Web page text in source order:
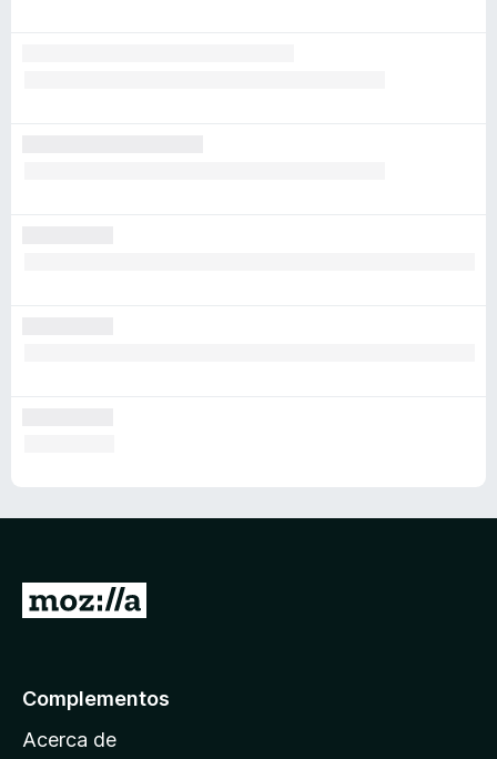
p
Complementos
Acerca de